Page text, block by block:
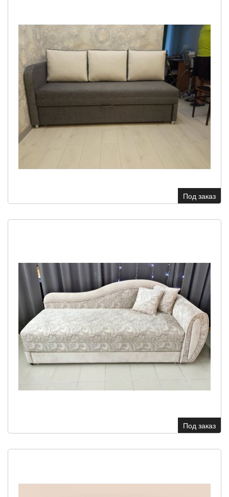
Под заказ
Под заказ